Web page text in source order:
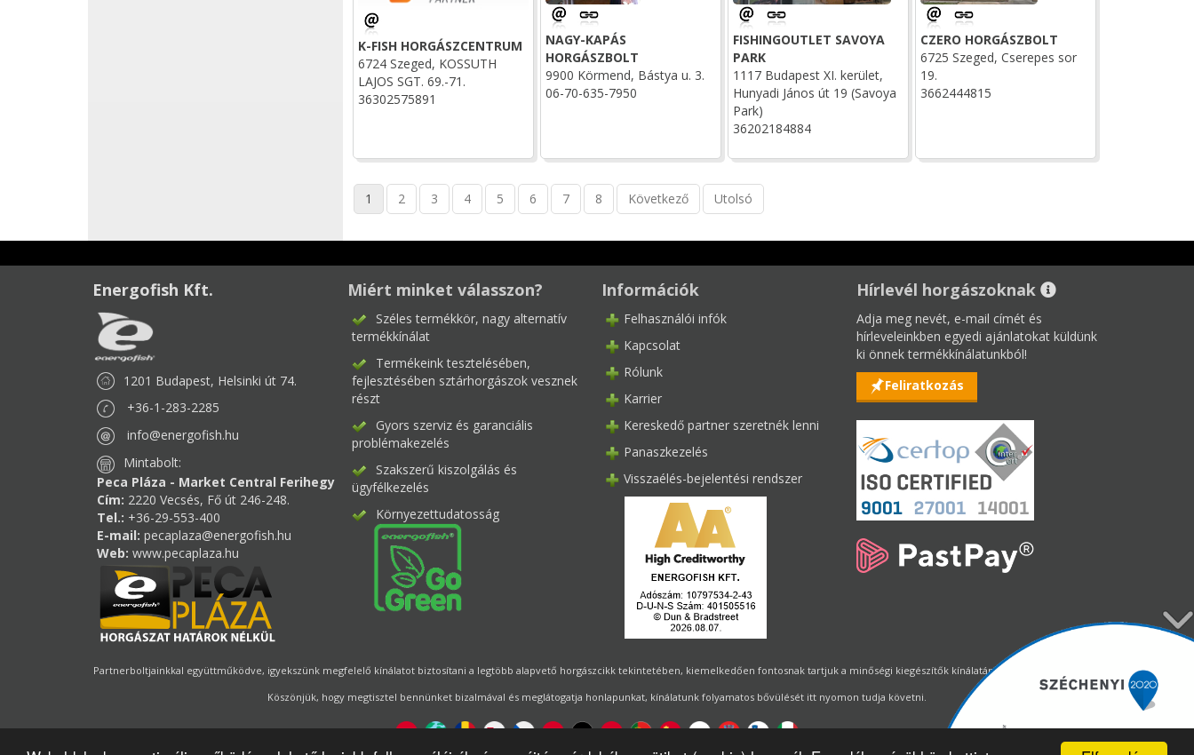
K-FISH HORGÁSZCENTRUM
6724 Szeged, KOSSUTH
LAJOS SGT. 69.-71.
36302575891
NAGY-KAPÁS
HORGÁSZBOLT
9900 Körmend, Bástya u. 3.
06-70-635-7950
FISHINGOUTLET SAVOYA
PARK
1117 Budapest XI. kerület,
Hunyadi János út 19 (Savoya
Park)
36202184884
CZERO HORGÁSZBOLT
6725 Szeged, Cserepes sor
19.
3662444815
1 2 3 4 5 6 7 8 Következő Utolsó
Energofish Kft.
1201 Budapest, Helsinki út 74.
+36-1-283-2285
info@energofish.hu
Mintabolt:
Peca Pláza - Market Central Ferihegy
Cím: 2220 Vecsés, Fő út 246-248.
Tel.: +36-29-553-400
E-mail: pecaplaza@energofish.hu
Web: www.pecaplaza.hu
Miért minket válasszon?
Széles termékkör, nagy alternatív
termékkínálat
Termékeink tesztelésében,
fejlesztésében sztárhorgászok vesznek
részt
Gyors szerviz és garanciális
problémakezelés
Szakszerű kiszolgálás és
ügyfélkezelés
Környezettudatosság
Információk
Felhasználói infók
Kapcsolat
Rólunk
Karrier
Kereskedő partner szeretnék lenni
Panaszkezelés
Visszaélés-bejelentési rendszer
Hírlevél horgászoknak
Adja meg nevét, e-mail címét és
hírleveleinkben egyedi ajánlatokat küldünk
ki önnek termékkínálatunkból!
Feliratkozás
Partnerboltjainkkal együttműködve, igyekszünk megfelelő kínálatot biztosítani a legtöbb alapvető horgászcikk tekintetében, kiemelkedően fontosnak tartjuk a minőségi kiegészítők kínálatának állandó biztosítását.
Köszönjük, hogy megtisztel bennünket bizalmával és meglátogatja honlapunkat, kínálatunk folyamatos bővülését itt nyomon tudja követni.